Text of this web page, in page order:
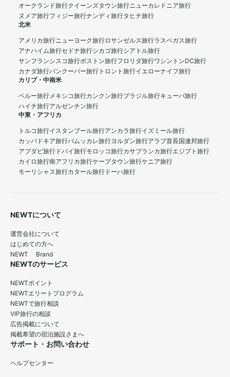
オークランド旅行クイーンズタウン旅行ニューカレドニア旅行
ヌメア旅行フィジー旅行ナンディ旅行タヒチ旅行
北米
アメリカ旅行ニューヨーク旅行ロサンゼルス旅行ラスベガス旅行
アナハイム旅行セドナ旅行シカゴ旅行シアトル旅行
サンフランシスコ旅行ボストン旅行フロリダ旅行ワシントンDC旅行
カナダ旅行バンクーバー旅行 トロント旅行イエローナイフ旅行
カリブ・中南米
ペルー旅行メキシコ旅行カンクン旅行ブラジル旅行キューバ旅行
ハイチ旅行アルゼンチン旅行
中東・アフリカ
トルコ旅行イスタンブール旅行アンカラ旅行イズミール旅行
カッパドキア旅行パムッカレ旅行ヨルダン旅行アラブ首長国連邦旅行
アブダビ旅行 ドバイ旅行モロッコ旅行カサブランカ旅行エジプト旅行
カイロ旅行南アフリカ旅行ケープタウン旅行ケニア旅行
モーリシャス旅行カタール旅行 ドーハ旅行
NEWTについて
運営会社について
はじめての方へ
NEWT Brand
NEWTのサービス
NEWTポイント
NEWTエリートプログラム
NEWTで旅行相談
VIP旅行の相談
広告掲載について
掲載希望の宿泊施設さまへ
サポート・お問い合わせ
ヘルプセンター